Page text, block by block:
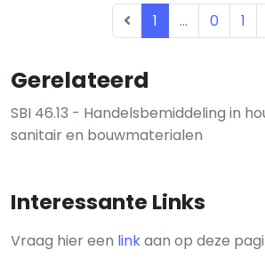
Gerelateerd
SBI 46.13 - Handelsbemiddeling in
sanitair en bouwmaterialen
Interessante Links
Vraag hier een linkaan op deze
1 ... 0 1